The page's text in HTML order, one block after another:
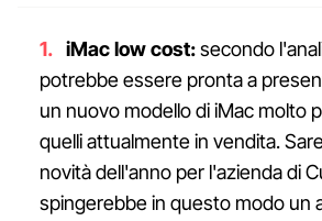
iMac low cost:secondo
potrebbe essere pronta a
un nuovo modello di iMac molto
quelli attualmente in vendita.
novità dell'anno per l'azienda di
spingerebbe in questo modo un